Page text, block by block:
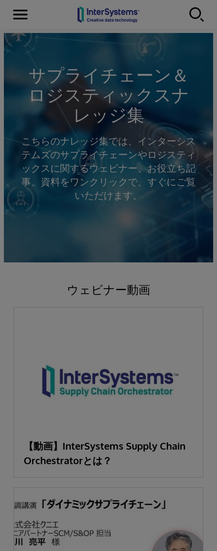
Skip to content
Menu
サプライチェーン＆
ロジスティックスナ
レッジ集
こちらのナレッジ集では、インターシス
テムズのサプライチェーンやロジスティ
ックスに関するウェビナー、お役立ち記
事、資料をワンクリックで、すぐにご覧
いただけます。
ウェビナー動画
【動画】InterSystems Supply Chain
Orchestratorとは？